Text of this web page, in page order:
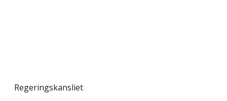
Regeringskansliet